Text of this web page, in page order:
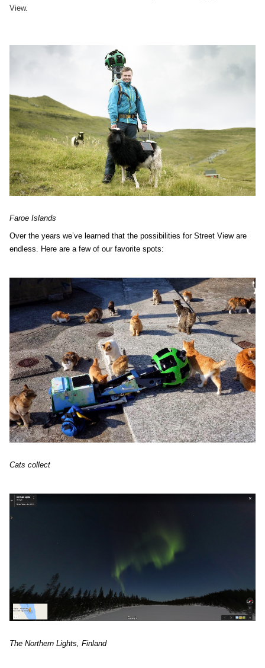
View.
Faroe Islands
Over the years we’ve learned that the possibilities for Street View are
endless. Here are a few of our favorite spots:
Cats collect
The Northern Lights, Finland